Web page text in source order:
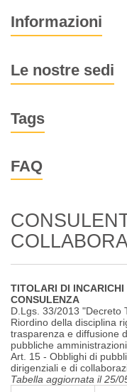
Informazioni
Le nostre sedi
Tags
FAQ
TITOLARI DI
CONSULENZA
D.Lgs. 33/2013 "Decreto
Riordino della disciplina
trasparenza e diffusione
pubbliche amministrazioni.
Art. 15 - Obblighi di
dirigenziali e di
Tabella aggiornata il 25/